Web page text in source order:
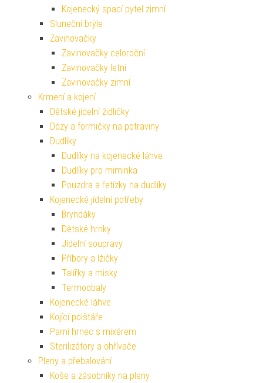
Kojenecký spací pytel zimní
Sluneční brýle
Zavinovačky
Zavinovačky celoroční
Zavinovačky letní
Zavinovačky zimní
Krmení a kojení
Dětské jídelní židličky
Dózy a formičky na potraviny
Dudlíky
Dudlíky na kojenecké láhve
Dudlíky pro miminka
Pouzdra a řetízky na dudlíky
Kojenecké jídelní potřeby
Bryndáky
Dětské hrnky
Jídelní soupravy
Příbory a lžičky
Talířky a misky
Termoobaly
Kojenecké láhve
Kojící polštáře
Parní hrnec s mixérem
Sterilizátory a ohřívače
Pleny a přebalování
Koše a zásobníky na pleny